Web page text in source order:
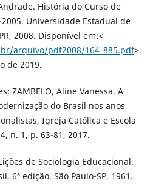
História do Curso de
Universidade Estadual de
2008. Disponível em:<
arquivo/pdf2008/164_885.pdf>.
de 2019.
ZAMBELO, Aline Vanessa. A
do Brasil nos anos
Igreja Católica e Escola
n. 1, p. 63-81, 2017.
de Sociologia Educacional.
6ª edição, São Paulo-SP, 1961.